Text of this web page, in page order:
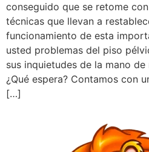
conseguido que se retome
técnicas que llevan a
funcionamiento de esta
usted problemas del piso
sus inquietudes de la mano
¿Qué espera? Contamos con
[…]